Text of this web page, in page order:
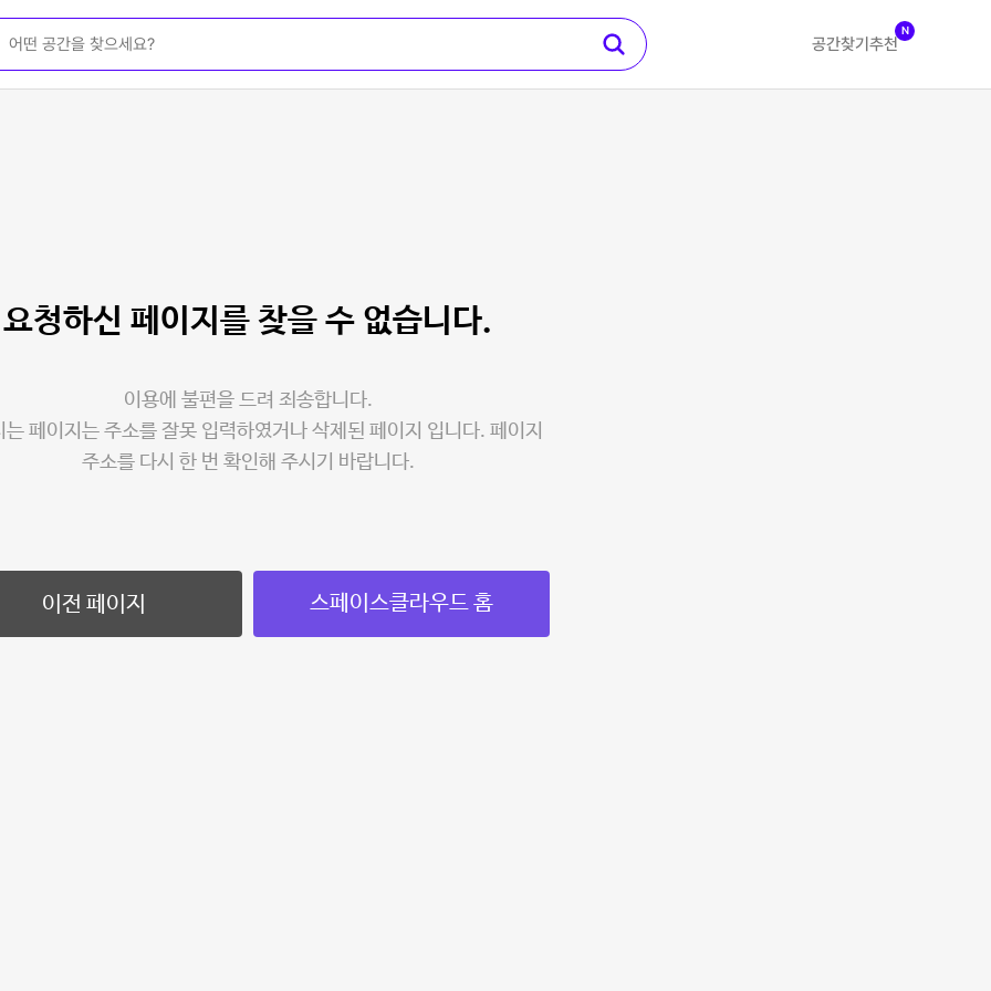
공간찾기 추천
N
요청하신 페이지를 찾을 수 없습니다.
이용에 불편을 드려 죄송합니다.
는 페이지는 주소를 잘못 입력하였거나 삭제된 페이지 입니다. 페이지
주소를 다시 한 번 확인해 주시기 바랍니다.
이전 페이지 스페이스클라우드 홈